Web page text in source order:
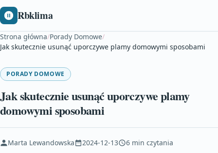
Rbklima
Strona główna/Porady Domowe/
Jak skutecznie usunąć uporczywe plamy domowymi sposobami
PORADY DOMOWE
Jak skutecznie usunąć uporczywe plamy
domowymi sposobami
Marta Lewandowska 2024-12-13 6 min czytania